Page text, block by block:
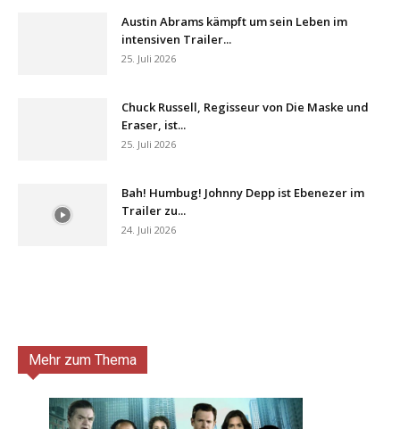
Austin Abrams kämpft um sein Leben im
intensiven Trailer...
25. Juli 2026
Chuck Russell, Regisseur von Die Maske und
Eraser, ist...
25. Juli 2026
Bah! Humbug! Johnny Depp ist Ebenezer im
Trailer zu...
24. Juli 2026
Mehr zum Thema